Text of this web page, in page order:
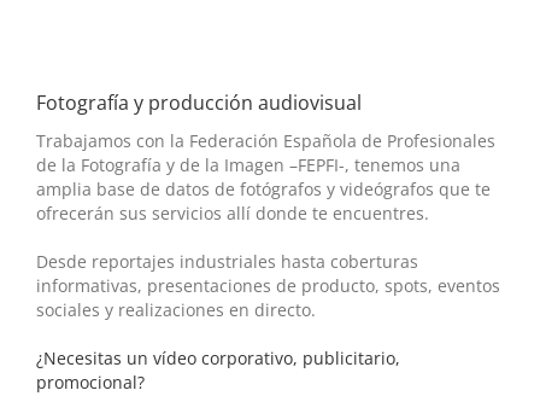
Fotografía y producción audiovisual
Trabajamos con la Federación Española de Profesionales
de la Fotografía y de la Imagen –FEPFI-, tenemos una
amplia base de datos de fotógrafos y videógrafos que te
ofrecerán sus servicios allí donde te encuentres.
Desde reportajes industriales hasta coberturas
informativas, presentaciones de producto, spots, eventos
sociales y realizaciones en directo.
¿Necesitas un vídeo corporativo, publicitario,
promocional?